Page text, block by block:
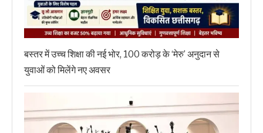
बस्तर में उच्च शिक्षा की नई भोर, 100 करोड़ के ‘मेरु’ अनुदान से
युवाओं को मिलेंगे नए अवसर